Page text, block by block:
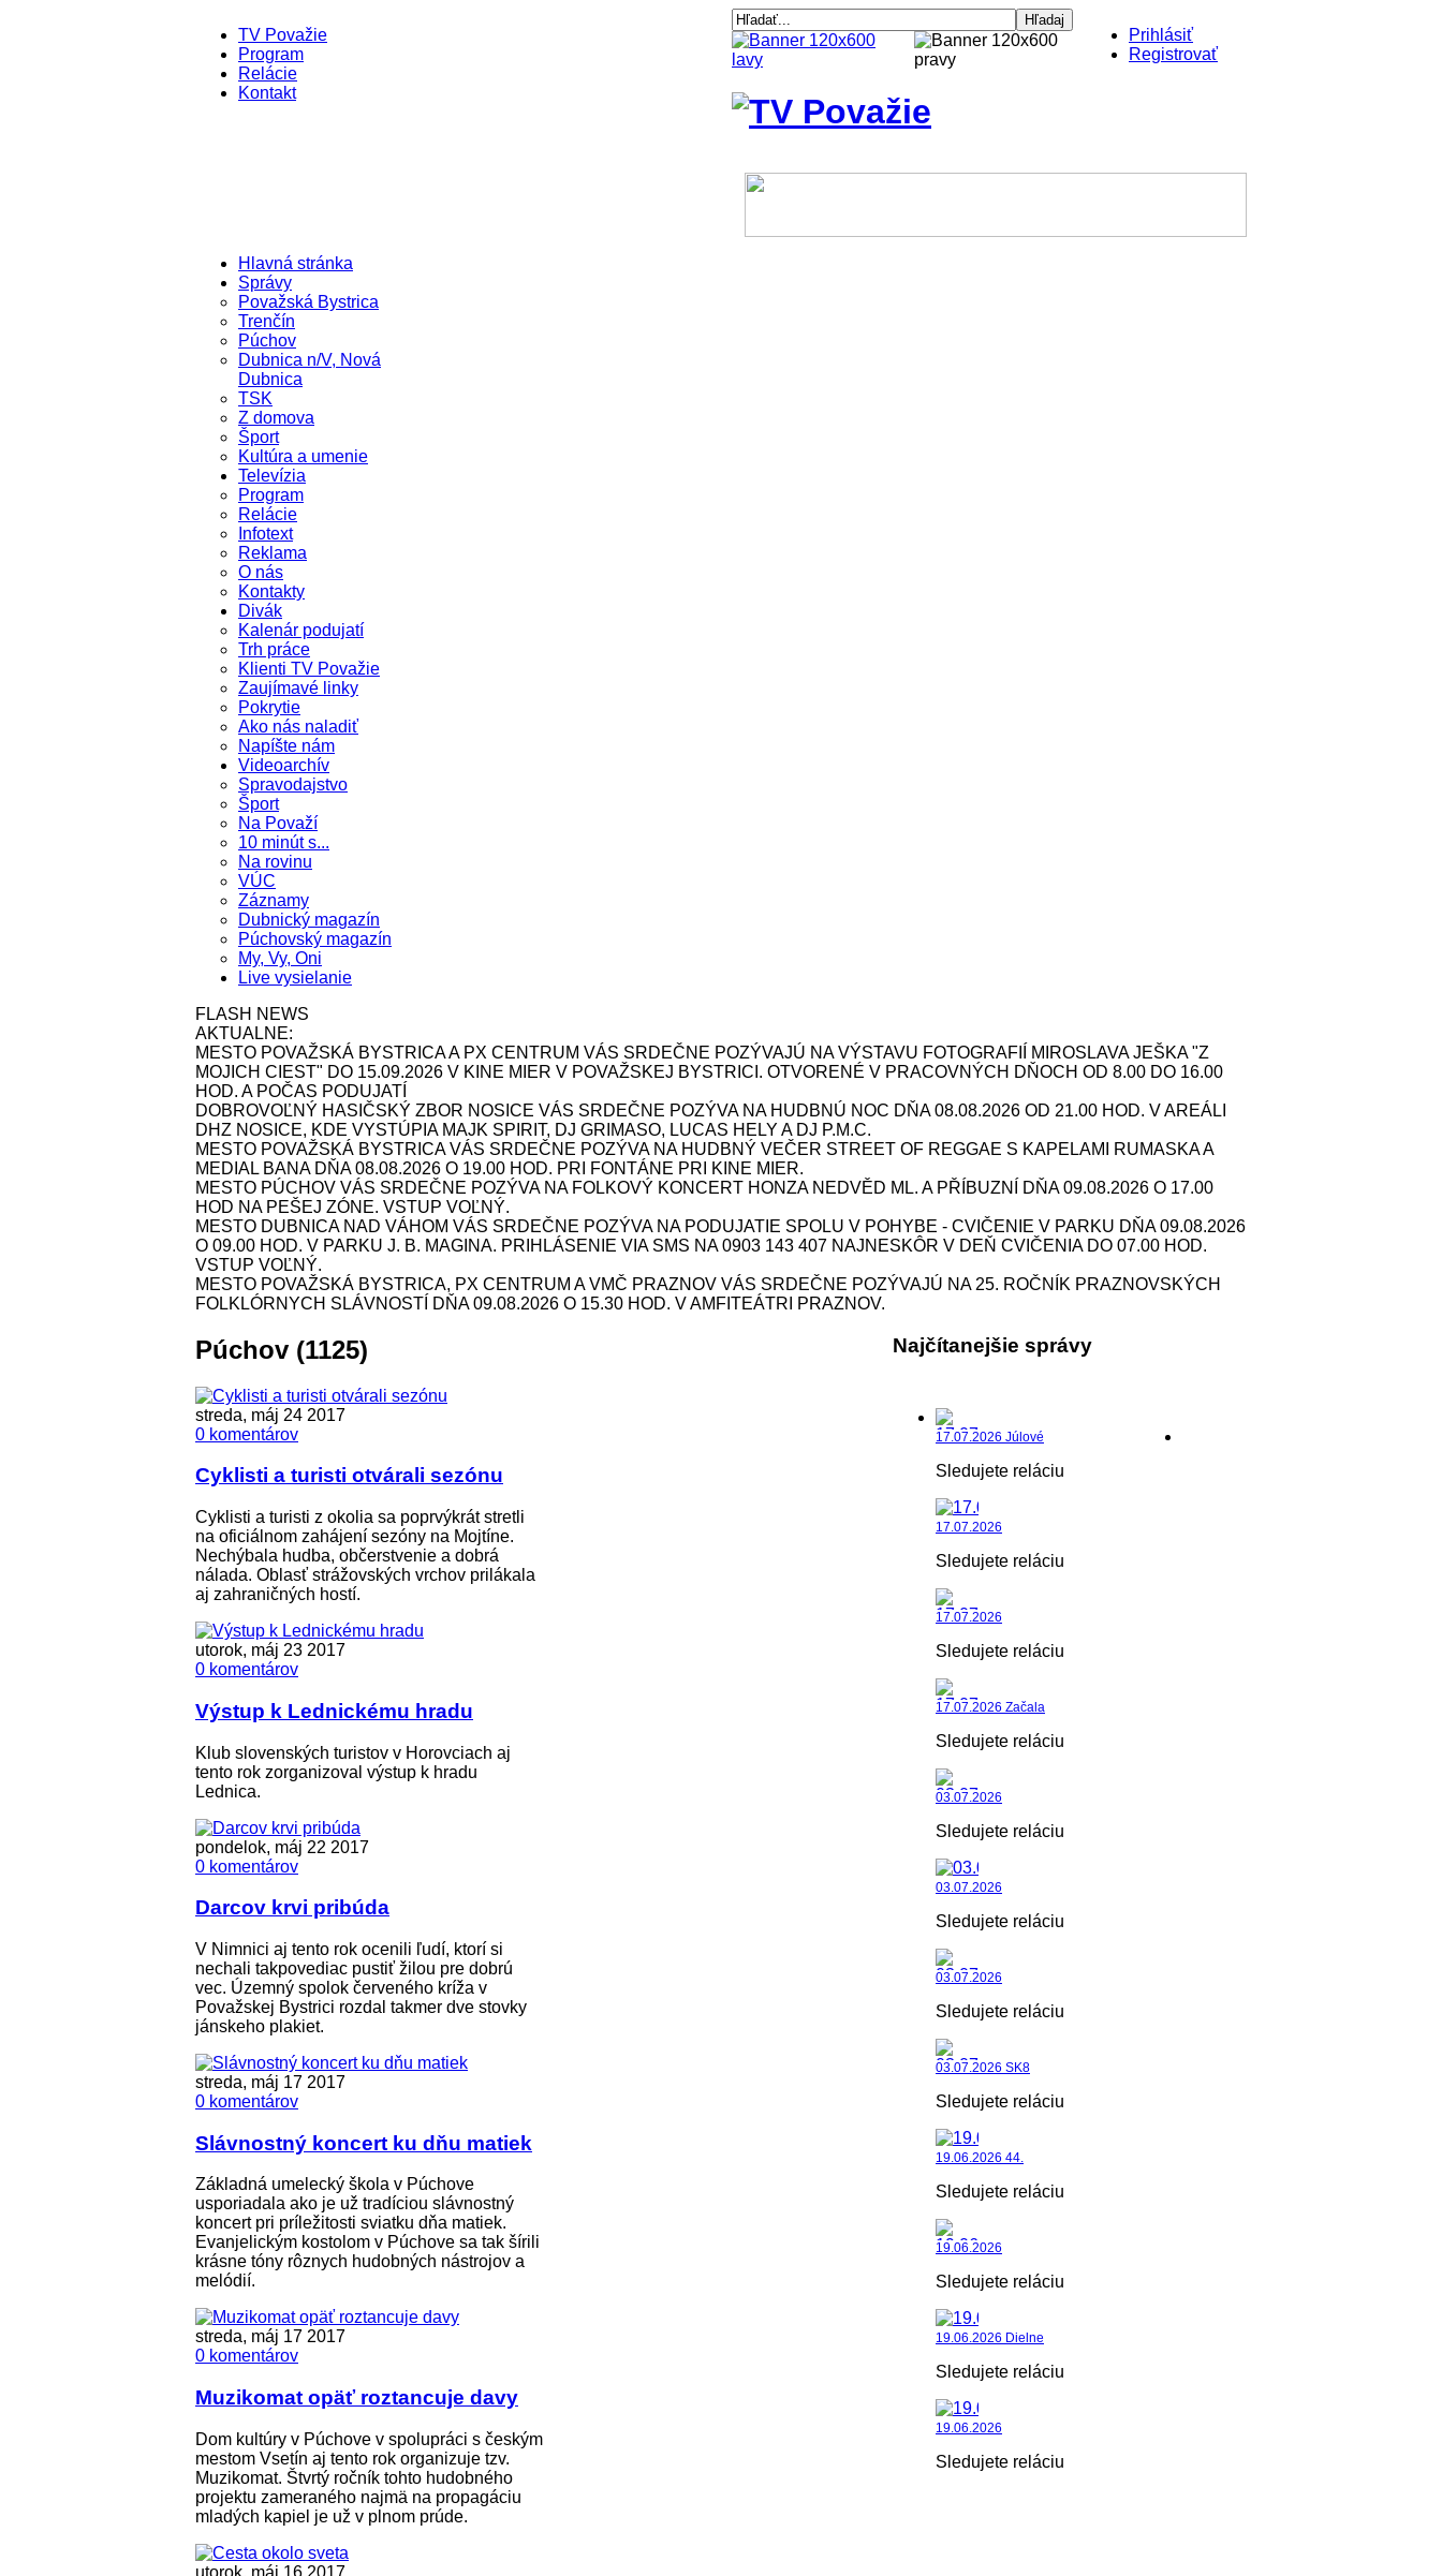
TV Považie
Program
Relácie
Kontakt
Prihlásiť
Registrovať
Hlavná stránka
Správy
Považská Bystrica
Trenčín
Púchov
Dubnica n/V, Nová
Dubnica
TSK
Z domova
Šport
Kultúra a umenie
Televízia
Program
Relácie
Infotext
Reklama
O nás
Kontakty
Divák
Kalenár podujatí
Trh práce
Klienti TV Považie
Zaujímavé linky
Pokrytie
Ako nás naladiť
Napíšte nám
Videoarchív
Spravodajstvo
Šport
Na Považí
10 minút s...
Na rovinu
VÚC
Záznamy
Dubnický magazín
Púchovský magazín
My, Vy, Oni
Live vysielanie
FLASH NEWS
AKTUALNE:
MESTO POVAŽSKÁ BYSTRICA A PX CENTRUM VÁS SRDEČNE POZÝVAJÚ NA VÝSTAVU FOTOGRAFIÍ MIROSLAVA JEŠKA "Z
MOJICH CIEST" DO 15.09.2026 V KINE MIER V POVAŽSKEJ BYSTRICI. OTVORENÉ V PRACOVNÝCH DŇOCH OD 8.00 DO 16.00
HOD. A POČAS PODUJATÍ
DOBROVOĽNÝ HASIČSKÝ ZBOR NOSICE VÁS SRDEČNE POZÝVA NA HUDBNÚ NOC DŇA 08.08.2026 OD 21.00 HOD. V AREÁLI
DHZ NOSICE, KDE VYSTÚPIA MAJK SPIRIT, DJ GRIMASO, LUCAS HELY A DJ P.M.C.
MESTO POVAŽSKÁ BYSTRICA VÁS SRDEČNE POZÝVA NA HUDBNÝ VEČER STREET OF REGGAE S KAPELAMI RUMASKA A
MEDIAL BANA DŇA 08.08.2026 O 19.00 HOD. PRI FONTÁNE PRI KINE MIER.
MESTO PÚCHOV VÁS SRDEČNE POZÝVA NA FOLKOVÝ KONCERT HONZA NEDVĚD ML. A PŘÍBUZNÍ DŇA 09.08.2026 O 17.00
HOD NA PEŠEJ ZÓNE. VSTUP VOĽNÝ.
MESTO DUBNICA NAD VÁHOM VÁS SRDEČNE POZÝVA NA PODUJATIE SPOLU V POHYBE - CVIČENIE V PARKU DŇA 09.08.2026
O 09.00 HOD. V PARKU J. B. MAGINA. PRIHLÁSENIE VIA SMS NA 0903 143 407 NAJNESKÔR V DEŇ CVIČENIA DO 07.00 HOD.
VSTUP VOĽNÝ.
MESTO POVAŽSKÁ BYSTRICA, PX CENTRUM A VMČ PRAZNOV VÁS SRDEČNE POZÝVAJÚ NA 25. ROČNÍK PRAZNOVSKÝCH
FOLKLÓRNYCH SLÁVNOSTÍ DŇA 09.08.2026 O 15.30 HOD. V AMFITEÁTRI PRAZNOV.
Púchov (1125)
streda, máj 24 2017
0 komentárov
Cyklisti a turisti otvárali sezónu
Cyklisti a turisti z okolia sa poprvýkrát stretli
na oficiálnom zahájení sezóny na Mojtíne.
Nechýbala hudba, občerstvenie a dobrá
nálada. Oblasť strážovských vrchov prilákala
aj zahraničných hostí.
utorok, máj 23 2017
0 komentárov
Výstup k Lednickému hradu
Klub slovenských turistov v Horovciach aj
tento rok zorganizoval výstup k hradu
Lednica.
pondelok, máj 22 2017
0 komentárov
Darcov krvi pribúda
V Nimnici aj tento rok ocenili ľudí, ktorí si
nechali takpovediac pustiť žilou pre dobrú
vec. Územný spolok červeného kríža v
Považskej Bystrici rozdal takmer dve stovky
jánskeho plakiet.
streda, máj 17 2017
0 komentárov
Slávnostný koncert ku dňu matiek
Základná umelecký škola v Púchove
usporiadala ako je už tradíciou slávnostný
koncert pri príležitosti sviatku dňa matiek.
Evanjelickým kostolom v Púchove sa tak šírili
krásne tóny rôznych hudobných nástrojov a
melódií.
streda, máj 17 2017
0 komentárov
Muzikomat opäť roztancuje davy
Dom kultúry v Púchove v spolupráci s českým
mestom Vsetín aj tento rok organizuje tzv.
Muzikomat. Štvrtý ročník tohto hudobného
projektu zameraného najmä na propagáciu
mladých kapiel je už v plnom prúde.
utorok, máj 16 2017
Najčítanejšie správy
17.07.2026 Júlové
Sledujete reláciu
17.07.2026
Sledujete reláciu
17.07.2026
Sledujete reláciu
17.07.2026 Začala
Sledujete reláciu
03.07.2026
Sledujete reláciu
03.07.2026
Sledujete reláciu
03.07.2026
Sledujete reláciu
03.07.2026 SK8
Sledujete reláciu
19.06.2026 44.
Sledujete reláciu
19.06.2026
Sledujete reláciu
19.06.2026 Dielne
Sledujete reláciu
19.06.2026
Sledujete reláciu